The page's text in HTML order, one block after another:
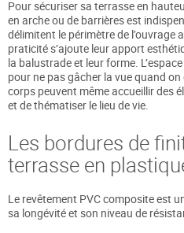
Pour sécuriser sa terrasse en
en arche ou de barrières est
délimitent le périmètre de l’ouvrage
praticité s’ajoute leur apport
la balustrade et leur forme.
pour ne pas gâcher la vue quand
corps peuvent même accueillir des
et de thématiser le lieu de vie.
Les bordures de
terrasse en
Le revêtement PVC composite est
sa longévité et son niveau de